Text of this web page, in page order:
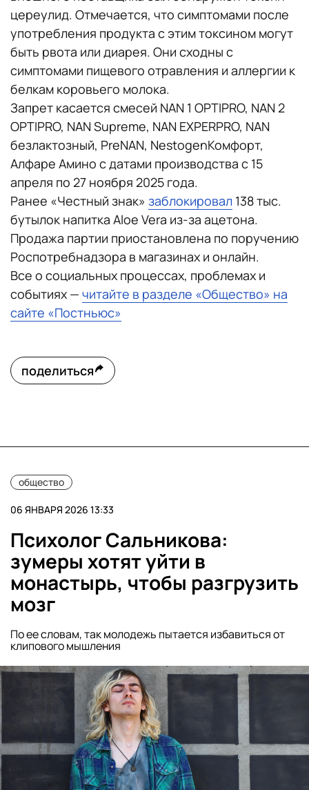
цереулид. Отмечается, что симптомами после
употребления продукта с этим токсином могут
быть рвота или диарея. Они сходны с
симптомами пищевого отравления и аллергии к
белкам коровьего молока.
Запрет касается смесей NAN 1 OPTIPRO, NAN 2
OPTIPRO, NAN Supreme, NAN EXPERPRO, NAN
безлактозный, PreNAN, NestogenКомфорт,
Алфаре Амино с датами производства с 15
апреля по 27 ноября 2025 года.
Ранее «Честный знак» заблокировал 138 тыс.
бутылок напитка Aloe Vera из-за ацетона.
Продажа партии приостановлена по поручению
Роспотребнадзора в магазинах и онлайн.
Все о социальных процессах, проблемах и
событиях — читайте в разделе «Общество» на
сайте «Постньюс»
поделиться
общество
06 ЯНВАРЯ 2026 13:33
Психолог Сальникова:
зумеры хотят уйти в
монастырь, чтобы разгрузить
мозг
По ее словам, так молодежь пытается избавиться от
клипового мышления